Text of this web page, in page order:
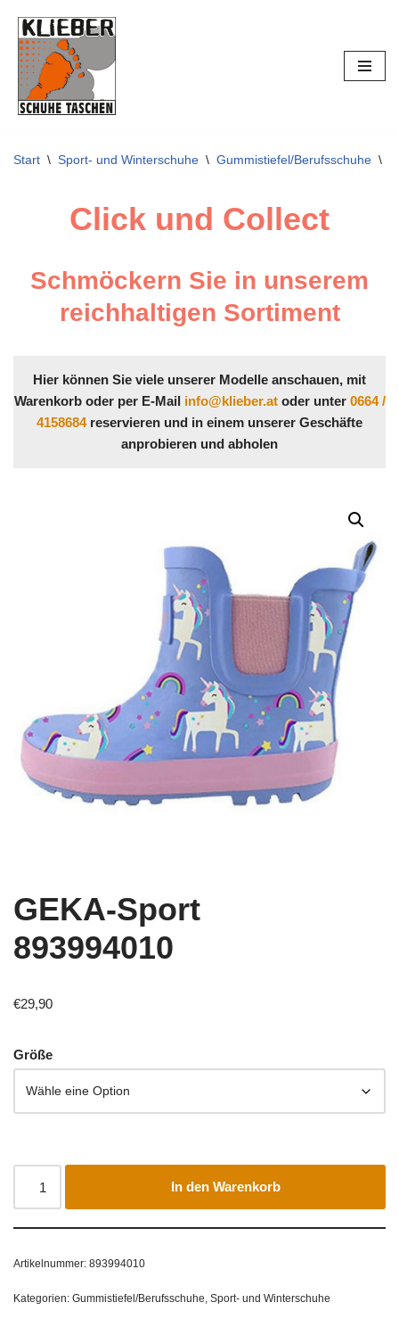
Zum
Inhalt
springen
Start \ Sport- und Winterschuhe \ Gummistiefel/Berufsschuhe \
Click und Collect
Schmöckern Sie in unserem
reichhaltigen Sortiment
Hier können Sie viele unserer Modelle anschauen, mit
Warenkorb oder per E-Mail info@klieber.atoder unter 0664 /
4158684reservieren und in einem unserer Geschäfte
anprobieren und abholen
GEKA-Sport
893994010
€29,90
Größe
In den Warenkorb
Artikelnummer: 893994010
Kategorien: Gummistiefel/Berufsschuhe, Sport- und Winterschuhe